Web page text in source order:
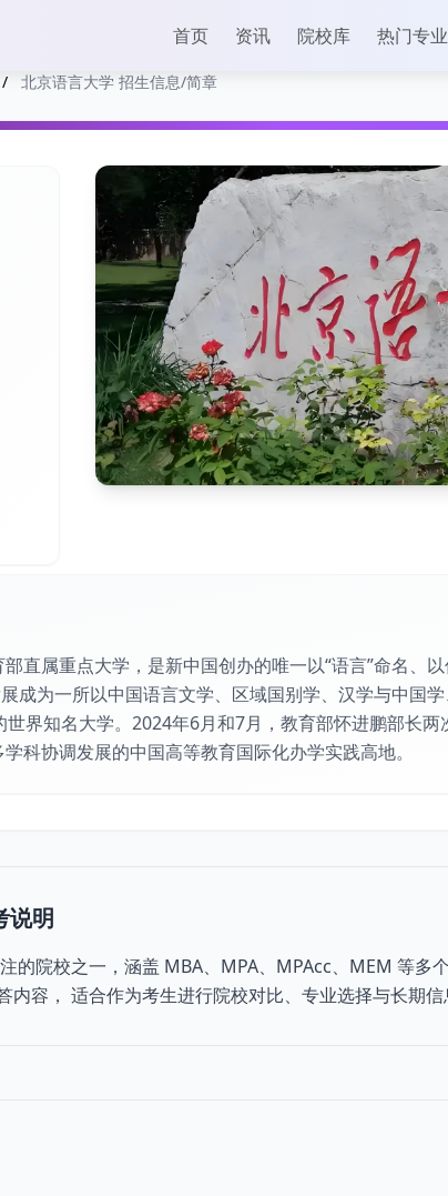
首页 资讯 院校库 热门专业
/ 北京语言大学 招生信息/简章
直属重点大学，是新中国创办的唯一以“语言”命名、
成为一所以中国语言文学、区域国别学、汉学与中国
界知名大学。2024年6月和7月，教育部怀进鹏部长
科协调发展的中国高等教育国际化办学实践高地。
说明
的院校之一，涵盖 MBA、MPA、MPAcc、MEM 等多
容， 适合作为考生进行院校对比、专业选择与长期信